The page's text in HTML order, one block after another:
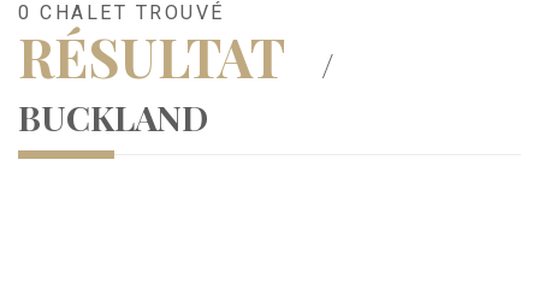
0 CHALET TROUVÉ
RÉSULTAT
/
BUCKLAND